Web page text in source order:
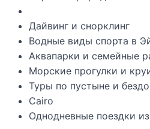
Дайвинг и снорклинг
Водные виды спорта в
Аквапарки и семейные
Морские прогулки и
Туры по пустыне и
Cairo
Однодневные поездки